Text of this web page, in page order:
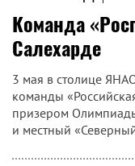
Команда
Салехарде
3 мая в столице
команды
призером
и местный